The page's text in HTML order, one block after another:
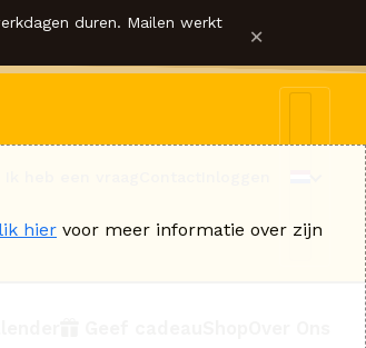
duren. Mailen werkt ×
hier voor meer informatie over zijn